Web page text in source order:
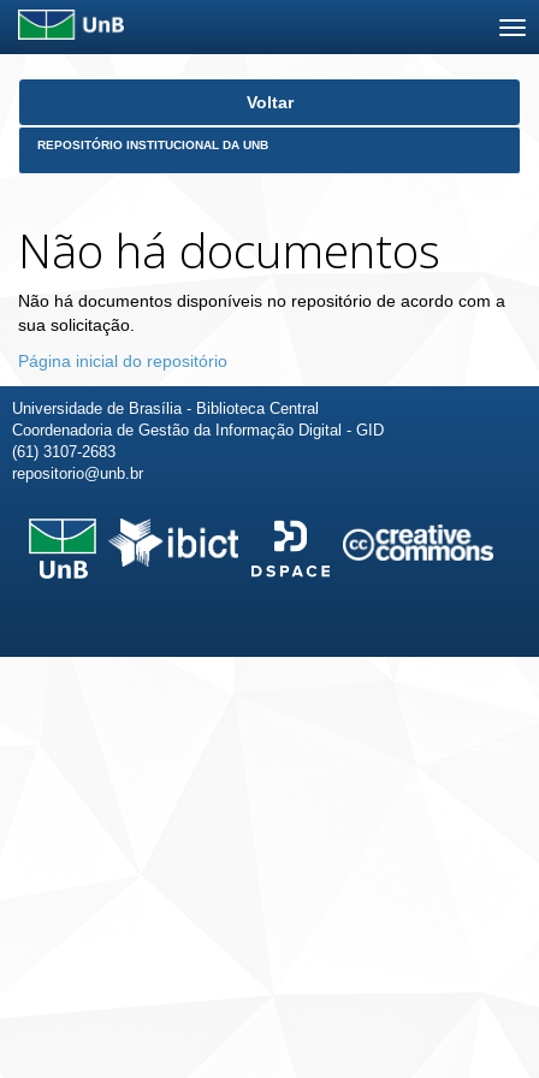
Skip
Voltar
REPOSITÓRIO INSTITUCIONAL DA UNB
Não há documentos
Não há documentos disponíveis no repositório de acordo com a
sua solicitação.
Página inicial do repositório
Universidade de Brasília - Biblioteca Central
Coordenadoria de Gestão da Informação Digital - GID
(61) 3107-2683
repositorio@unb.br